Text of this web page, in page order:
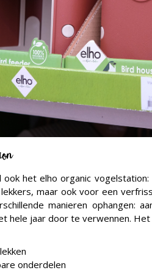
het elho organic
maar ook voor een
manieren ophangen:
hele jaar door te verwennen.
onderdelen